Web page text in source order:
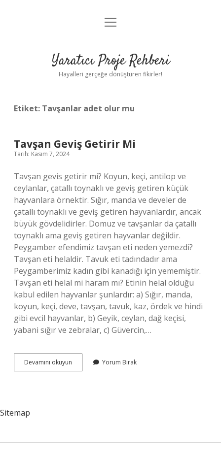
Anasayfa
Yasal Uyarı
menüyü
Yaratıcı Proje Rehberi
Hayalleri gerçeğe dönüştüren fikirler!
Etiket: Tavşanlar adet olur mu
Tavşan Geviş Getirir Mi
Tarih: Kasım 7, 2024
Tavşan gevis getirir mi? Koyun, keçi, antilop ve
ceylanlar, çatallı toynaklı ve geviş getiren küçük
hayvanlara örnektir. Sığır, manda ve develer de
çatallı toynaklı ve geviş getiren hayvanlardır, ancak
büyük gövdelidirler. Domuz ve tavşanlar da çatallı
toynaklı ama geviş getiren hayvanlar değildir.
Peygamber efendimiz tavşan eti neden yemezdi?
Tavşan eti helaldir. Tavuk eti tadındadır ama
Peygamberimiz kadın gibi kanadığı için yememiştir.
Tavşan eti helal mi haram mı? Etinin helal olduğu
kabul edilen hayvanlar şunlardır: a) Sığır, manda,
koyun, keçi, deve, tavşan, tavuk, kaz, ördek ve hindi
gibi evcil hayvanlar, b) Geyik, ceylan, dağ keçisi,
yabani sığır ve zebralar, c) Güvercin,…
Devamını okuyun
Geviş
Yorum Bırak
Sitemap